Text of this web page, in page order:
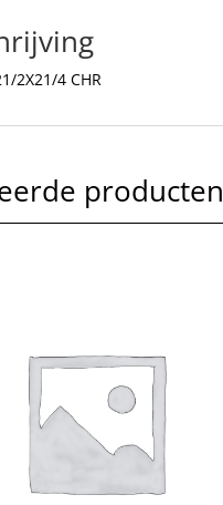
2X21/4 CHR
producten